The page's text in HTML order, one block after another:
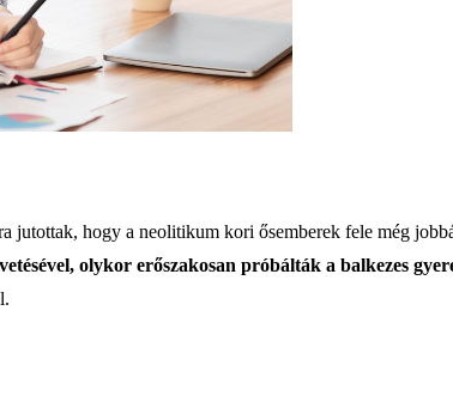
jutottak, hogy a neolitikum kori ősemberek fele még
olykor erőszakosan próbálták a balkezes